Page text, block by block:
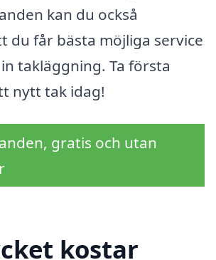
kan du också
du får bästa möjliga service
takläggning. Ta första
nytt tak idag!
gratis och utan
kostar